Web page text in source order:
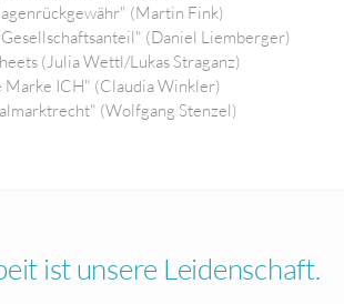
(Martin Fink)
(Daniel Liemberger)
(Julia Wettl/Lukas Straganz)
Marke ICH" (Claudia Winkler)
(Wolfgang Stenzel)
ist unsere Leidenschaft.